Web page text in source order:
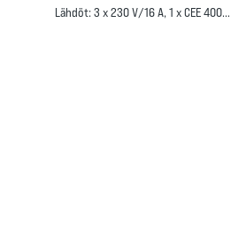
Lähdöt: 3 x 230 V/16 A, 1 x CEE 400…